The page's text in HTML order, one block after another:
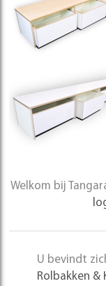
Welkom bij
U bevindt
Rolbakken &